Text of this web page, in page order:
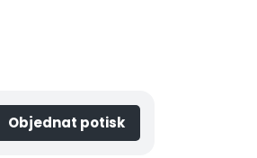
Objednat potisk